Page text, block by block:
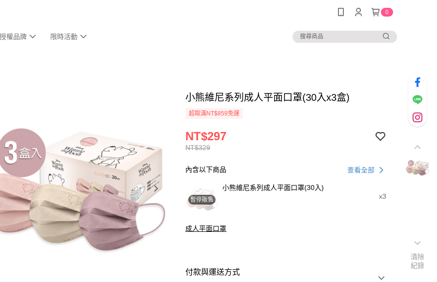
0
權品牌 限時活動
小熊維尼系列成人平面口罩(30入x3盒)
超取滿NT$859免運
NT$329
NT$297
內含以下商品 查看全部
暫停販售
小熊維尼系列成人平面口罩(30入)
x3
成人平面口罩
付款與運送方式
清除
紀錄